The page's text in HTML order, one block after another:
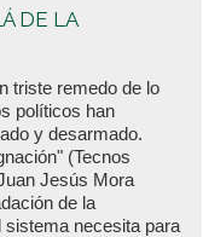
DE LA
triste remedo de lo
políticos han
y desarmado.
(Tecnos
Jesús Mora
de la
necesita para